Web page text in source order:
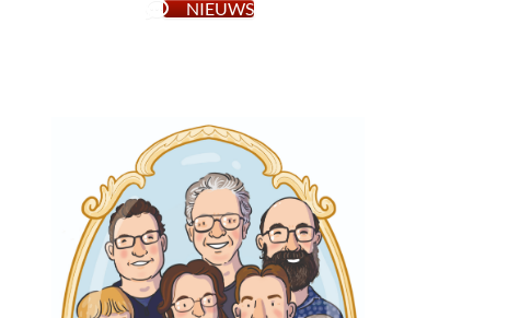
NIEUWS